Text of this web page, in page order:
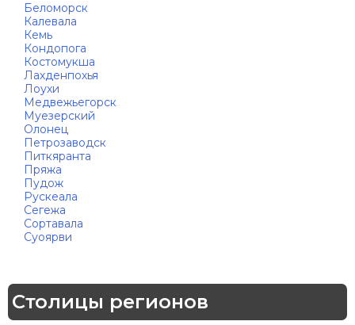
Беломорск
Калевала
Кемь
Кондопога
Костомукша
Лахденпохья
Лоухи
Медвежьегорск
Муезерский
Олонец
Петрозаводск
Питкяранта
Пряжа
Пудож
Рускеала
Сегежа
Сортавала
Суоярви
Столицы регионов